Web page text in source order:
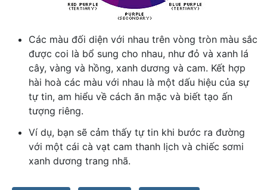
Các màu đối diện với nhau trên vòng tròn màu sắc
được coi là bổ sung cho nhau, như đỏ và xanh lá
cây, vàng và hồng, xanh dương và cam. Kết hợp
hài hoà các màu với nhau là một dấu hiệu của sự
tự tin, am hiểu về cách ăn mặc và biết tạo ấn
tượng riêng.
Ví dụ, bạn sẽ cảm thấy tự tin khi bước ra đường
với một cái cà vạt cam thanh lịch và chiếc sơmi
xanh dương trang nhã.